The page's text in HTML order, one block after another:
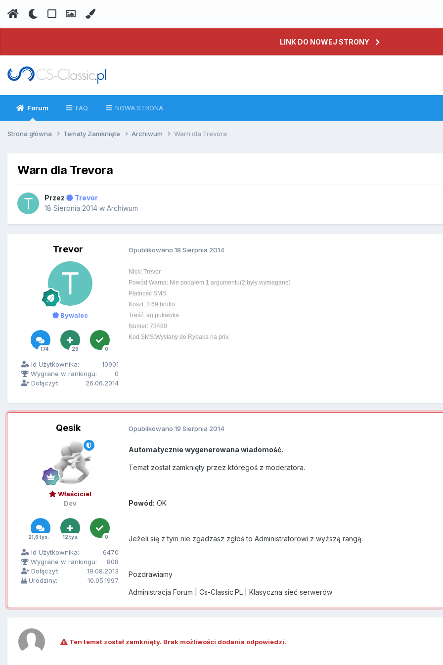
LINK DO NOWEJ STRONY
Forum FAQ NOWA STRONA
Strona główna Tematy Zamknięte Archiwum Warn dla Trevora
Warn dla Trevora
Przez
Trevor
18 Sierpnia 2014 w Archiwum
Trevor
Bywalec
174 29 0
Id Użytkownika:
10901
Wygrane w rankingu:
0
Dołączył:
26.06.2014
Opublikowano 18 Sierpnia 2014
Nick: Trevor
Powód Warna: Nie podałem 1 argumentu(2 były wymagane)
Płatność SMS
Koszt: 3.69 brutto
Treść: ag pukawka
Numer: 73480
Kod SMS:Wysłany do Rybaka na priv.
Qesik
Właściciel
Dev
21,6 tys. 12 tys. 0
Id Użytkownika:
6470
Wygrane w rankingu:
808
Dołączył:
19.08.2013
Urodziny:
10.05.1997
Opublikowano 19 Sierpnia 2014
Automatycznie wygenerowana wiadomość.
Temat został zamknięty przez któregoś z moderatora.
Powód: OK
Jeżeli się z tym nie zgadzasz zgłoś to Administratorowi z wyższą rangą.
Pozdrawiamy
Administracja Forum | Cs-Classic.PL | Klasyczna sieć serwerów
Ten temat został zamknięty. Brak możliwości dodania odpowiedzi.